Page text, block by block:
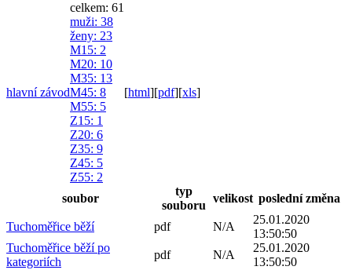
hlavní závod
celkem: 61
muži: 38
ženy: 23
M15: 2
M20: 10
M35: 13
M45: 8
M55: 5
Z15: 1
Z20: 6
Z35: 9
Z45: 5
Z55: 2
[html][pdf][xls]
soubor
typ
souboru
velikost poslední změna
Tuchoměřice běží pdf N/A
25.01.2020
13:50:50
Tuchoměřice běží po
kategoriích
pdf N/A
25.01.2020
13:50:50